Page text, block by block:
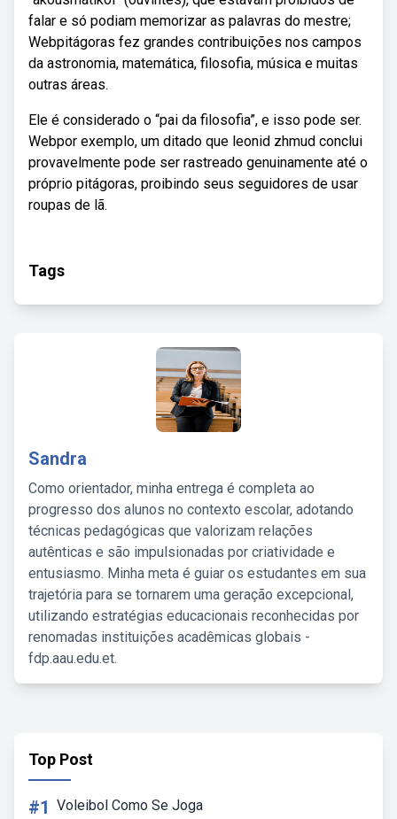
falar e só podiam memorizar as palavras do mestre;
Webpitágoras fez grandes contribuições nos campos
da astronomia, matemática, filosofia, música e muitas
outras áreas.
Ele é considerado o “pai da filosofia”, e isso pode ser.
Webpor exemplo, um ditado que leonid zhmud conclui
provavelmente pode ser rastreado genuinamente até o
próprio pitágoras, proibindo seus seguidores de usar
roupas de lã.
Tags
Sandra
Como orientador, minha entrega é completa ao
progresso dos alunos no contexto escolar, adotando
técnicas pedagógicas que valorizam relações
autênticas e são impulsionadas por criatividade e
entusiasmo. Minha meta é guiar os estudantes em sua
trajetória para se tornarem uma geração excepcional,
utilizando estratégias educacionais reconhecidas por
renomadas instituições acadêmicas globais -
fdp.aau.edu.et.
Top Post
#1 Voleibol Como Se Joga